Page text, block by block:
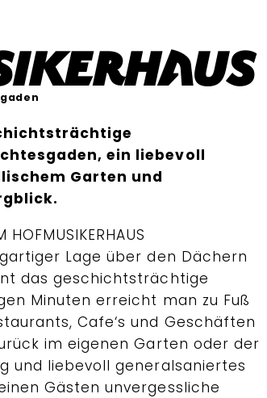
ein liebevoll
Garten und
HOFMUSIKERHAUS
Lage über den Dächern
das geschichtsträchtige
Minuten erreicht man zu Fuß
Cafe‘s und Geschäften
im eigenen Garten oder der
und liebevoll generalsaniertes
Gästen unvergessliche